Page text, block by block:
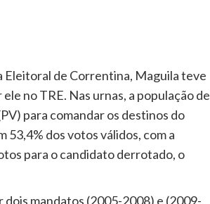
Eleitoral de Correntina, Maguila teve
no TRE. Nas urnas, a população de
para comandar os destinos do
53,4% dos votos válidos, com a
para o candidato derrotado, o
mandatos (2005-2008) e (2009-